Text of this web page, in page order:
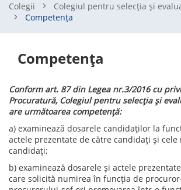
Colegii
Colegiul pentru selecția și
Competența
Competența
Conform art. 87 din Legea nr.3/2016 cu
Procuratură, Colegiul pentru selecția și
are următoarea competență:
a) examinează dosarele candidaților la
actele prezentate de către candidați și cele
candidați;
b) examinează dosarele și actele
care solicită numirea în funcția de